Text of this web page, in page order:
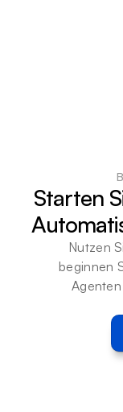
Starten
Nutzen
beginnen